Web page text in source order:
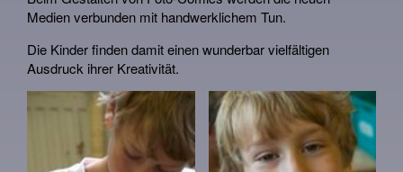
Medien verbunden mit handwerklichem Tun.
Die Kinder finden damit einen wunderbar vielfältigen
Ausdruck ihrer Kreativität.